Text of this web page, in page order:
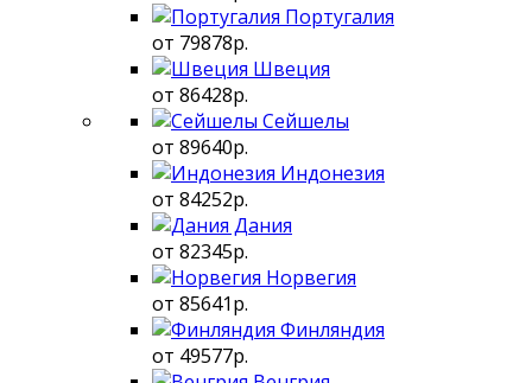
Португалия
от 79878р.
Швеция
от 86428р.
Сейшелы
от 89640р.
Индонезия
от 84252р.
Дания
от 82345р.
Норвегия
от 85641р.
Финляндия
от 49577р.